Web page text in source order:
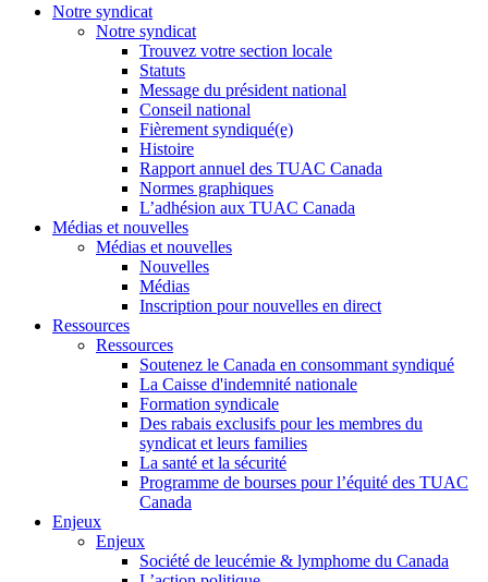
Notre syndicat
Notre syndicat
Trouvez votre section locale
Statuts
Message du président national
Conseil national
Fièrement syndiqué(e)
Histoire
Rapport annuel des TUAC Canada
Normes graphiques
L’adhésion aux TUAC Canada
Médias et nouvelles
Médias et nouvelles
Nouvelles
Médias
Inscription pour nouvelles en direct
Ressources
Ressources
Soutenez le Canada en consommant syndiqué
La Caisse d'indemnité nationale
Formation syndicale
Des rabais exclusifs pour les membres du
syndicat et leurs families
La santé et la sécurité
Programme de bourses pour l’équité des TUAC
Canada
Enjeux
Enjeux
Société de leucémie & lymphome du Canada